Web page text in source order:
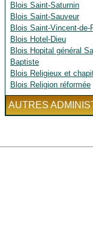
Blois Saint-Saturnin
Blois Saint-Sauveur
Blois Saint-Vincent-de-
Blois Hotel-Dieu
Blois Hopital général
Baptiste
Blois Religieux et
Blois Religion réformée
AUTRES